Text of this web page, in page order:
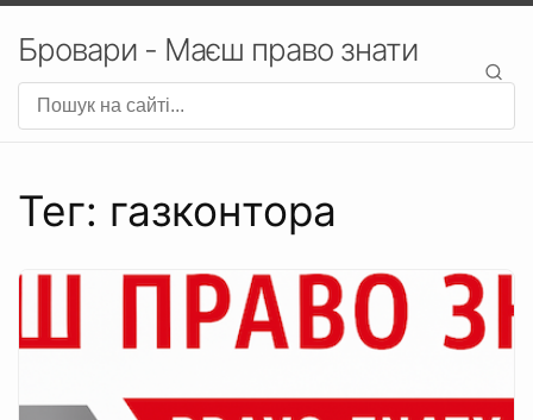
Бровари - Маєш право знати
Тег: газконтора